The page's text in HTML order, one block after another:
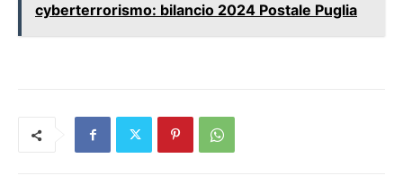
cyberterrorismo: bilancio 2024 Postale Puglia